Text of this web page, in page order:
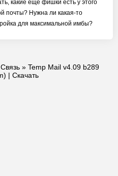
какие еще фишки есть у этого
почты? Нужна ли какая-то
для максимальной имбы?
Связь » Temp Mail v4.09 b289
| Скачать